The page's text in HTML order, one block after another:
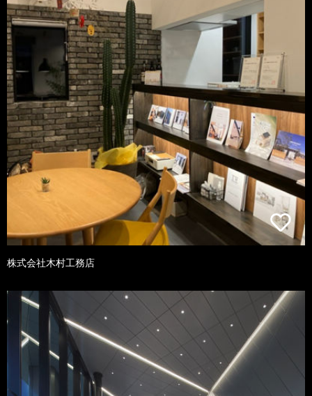
株式会社木村工務店